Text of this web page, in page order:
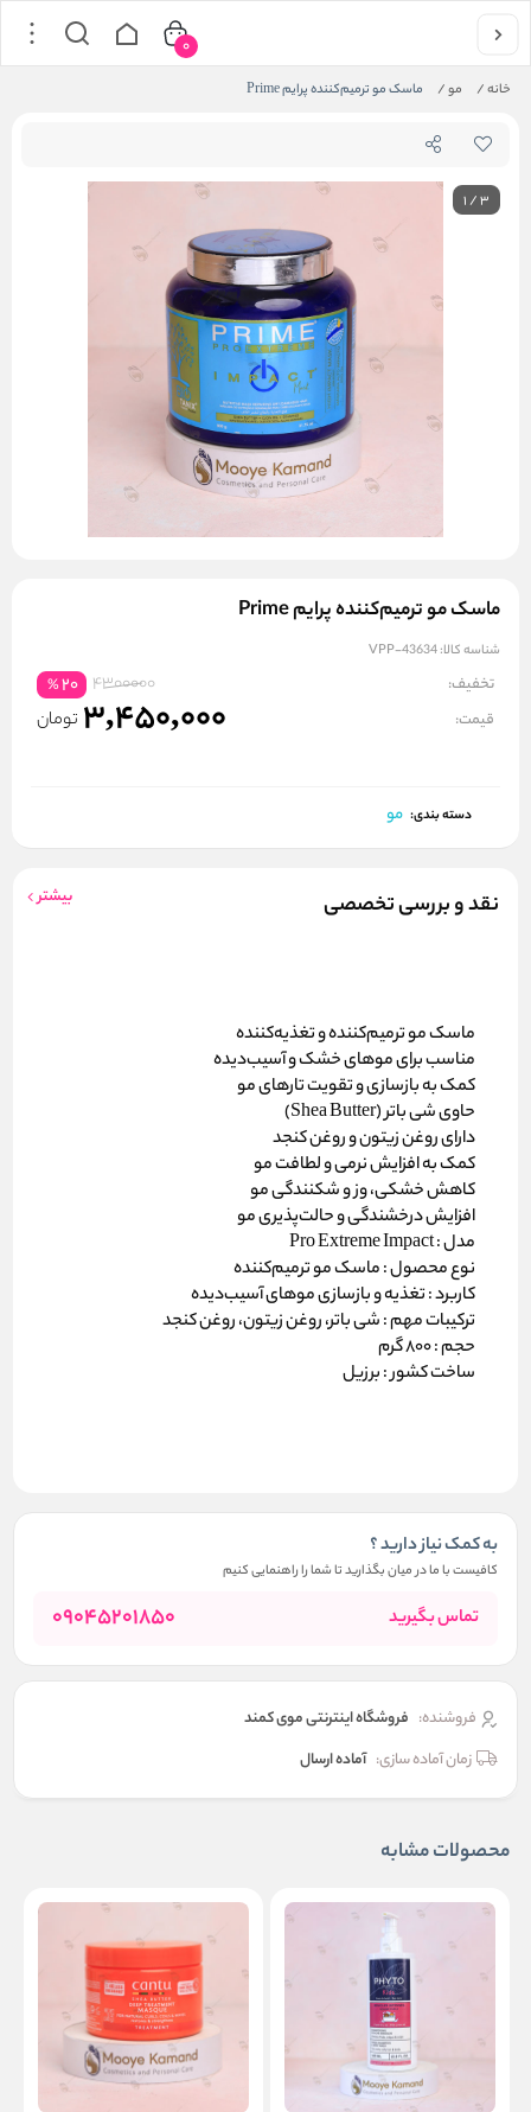
خانه/ مو/ ماسک مو ترمیم‌کننده پرایم Prime
0
1/3
ماسک مو ترمیم‌کننده پرایم Prime
شناسه کالا:VPP-43634
تخفیف: 4300000
20
%
قیمت: 3,450,000 تومان
دسته بندی: مو
نقد و بررسی تخصصی بیشتر
ماسک مو ترمیم‌کننده و تغذیه‌کننده
مناسب برایموهای خشک و آسیب‌دیده
کمک بهبازسازی و تقویت تارهای مو
حاویشی باتر (Shea Butter)
دارایروغن زیتون و روغن کنجد
کمک بهافزایش نرمی و لطافت مو
کاهش خشکی، وز و شکنندگی مو
افزایش درخشندگی و حالت‌پذیری مو
مدل :Pro Extreme Impact
نوع محصول :ماسک مو ترمیم‌کننده
کاربرد:تغذیه و بازسازی موهای آسیب‌دیده
ترکیبات مهم :شی باتر، روغن زیتون، روغن کنجد
حجم :
ساخت کشور :برزیل
به کمک نیاز دارید ؟
کافیست با ما در میان بگذارید تا شما را راهنمایی کنیم
تماس بگیرید 09045201850
فروشنده: فروشگاه اینترنتی موی کمند
زمان آماده سازی: آماده ارسال
محصولات مشابه